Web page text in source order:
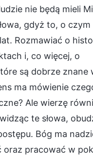
nie będą mieli Mi
gdyż to, o
Rozmawiać o
i, co więcej, o
są dobrze znane
ma mówienie
Ale wierzę
te słowa,
Bóg ma
oraz pracować w